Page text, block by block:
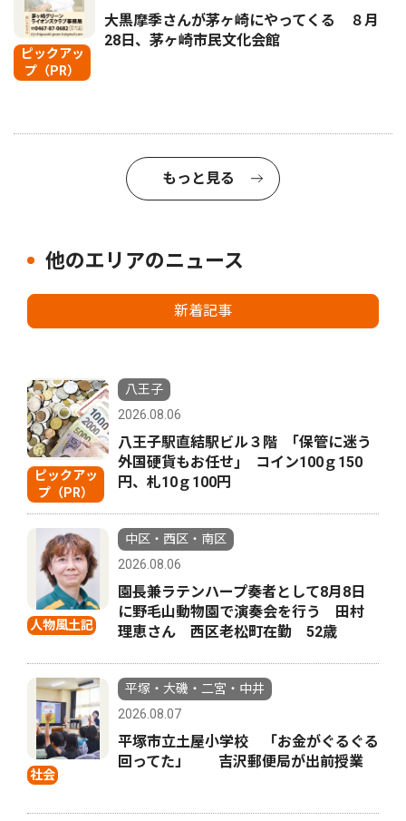
ピックアッ
プ（PR）
大黒摩季さんが茅ヶ崎にやってくる ８月
28日、茅ヶ崎市民文化会館
もっと見る
他のエリアのニュース
新着記事
ピックアッ
プ（PR）
八王子
2026.08.06
八王子駅直結駅ビル３階 ｢保管に迷う
外国硬貨もお任せ｣ コイン100ｇ150
円、札10ｇ100円
人物風土記
中区・西区・南区
2026.08.06
園長兼ラテンハープ奏者として8月8日
に野毛山動物園で演奏会を行う 田村
理恵さん 西区老松町在勤 52歳
社会
平塚・大磯・二宮・中井
2026.08.07
平塚市立土屋小学校 「お金がぐるぐる
回ってた」 吉沢郵便局が出前授業